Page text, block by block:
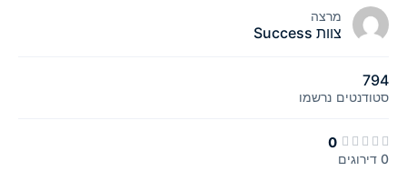
מרצה
צוות Success
794
סטודנטים נרשמו
0
0 דירוגים